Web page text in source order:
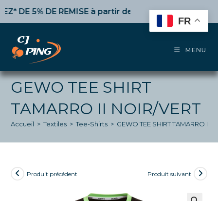
5% DE REMISEà partir de 50€ d’achat,10%dès
MENU
GEWO TEE SHIRT
TAMARRO II NOIR/VERT
Accueil > Textiles > Tee-Shirts > GEWO TEE SHIRT TAMARRO II
Produit précédent Produit suivant
FR